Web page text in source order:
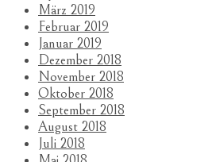
März 2019
Februar 2019
Januar 2019
Dezember 2018
November 2018
Oktober 2018
September 2018
August 2018
Juli 2018